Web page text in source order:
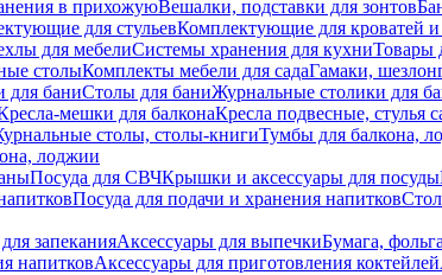
в прихожуюВешалки, подставки для зонтов
для стульевКомплектующие для кроватей и
для мебелиСистемы хранения для кухниТовары
столыКомплекты мебели для садаГамаки,
для баниСтолы для баниЖурнальные столики для
мешки для балконаКресла подвесные, стулья
столы, столы-книгиТумбы для балкона,
лоджии
Посуда для СВЧКрышки и аксессуары для посуды
Посуда для подачи и хранения напитков
запеканияАксессуары для выпечкиБумага,
напитковАксессуары для приготовления коктейлей